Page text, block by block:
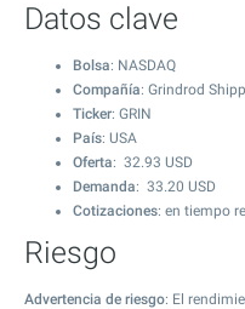
Datos clave
Bolsa: NASDAQ
Compañía: Grindrod
Ticker: GRIN
País: USA
Oferta: 32.93 USD
Demanda: 33.20 USD
Cotizaciones: en tiempo
Riesgo
Advertencia de riesgo: El